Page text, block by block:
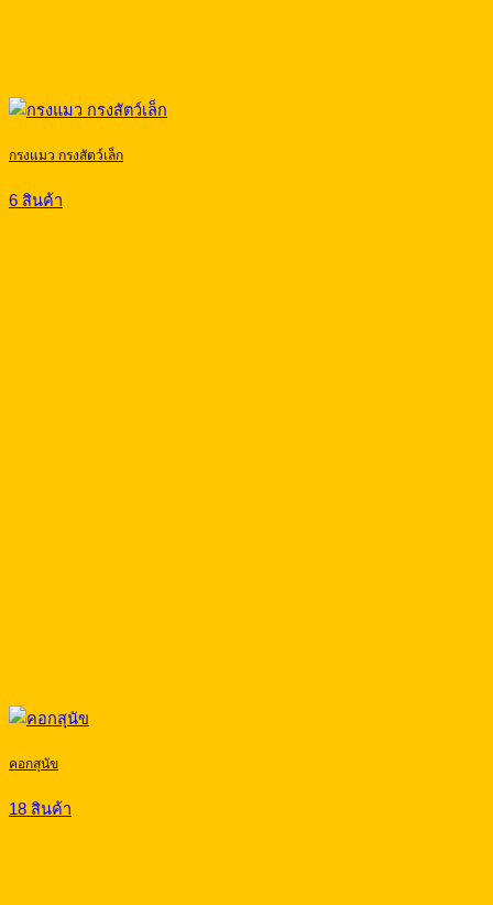
กรงแมว กรงสัตว์เล็ก
6 สินค้า
คอกสุนัข
18 สินค้า